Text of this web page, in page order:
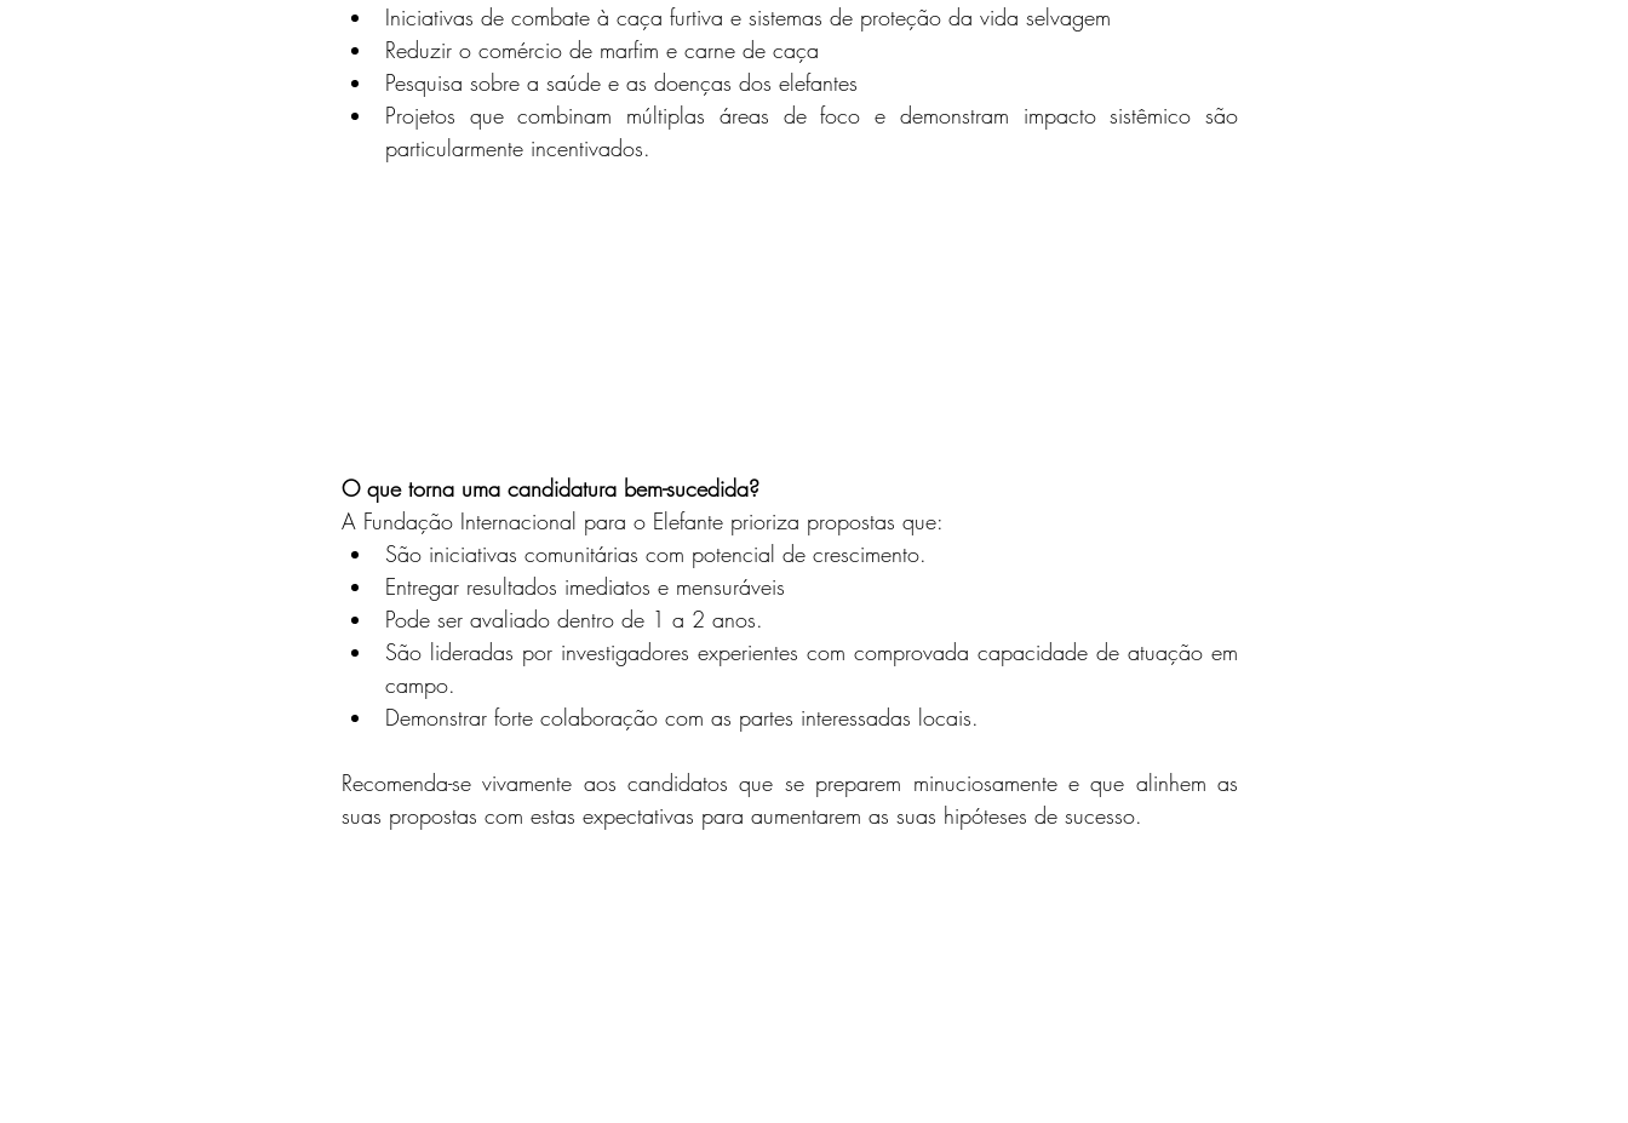
Iniciativas de combate à caça furtiva e sistemas de proteção da vida selvagem
Reduzir o comércio de marfim e carne de caça
Pesquisa sobre a saúde e as doenças dos elefantes
Projetos que combinam múltiplas áreas de foco e demonstram impacto sistêmico são
particularmente incentivados.
O que torna uma candidatura bem-sucedida?
A Fundação Internacional para o Elefante prioriza propostas que:
São iniciativas comunitárias com potencial de crescimento.
Entregar resultados imediatos e mensuráveis
Pode ser avaliado dentro de 1 a 2 anos.
São lideradas por investigadores experientes com comprovada capacidade de atuação em
campo.
Demonstrar forte colaboração com as partes interessadas locais.
Recomenda-se vivamente aos candidatos que se preparem minuciosamente e que alinhem as
suas propostas com estas expectativas para aumentarem as suas hipóteses de sucesso.